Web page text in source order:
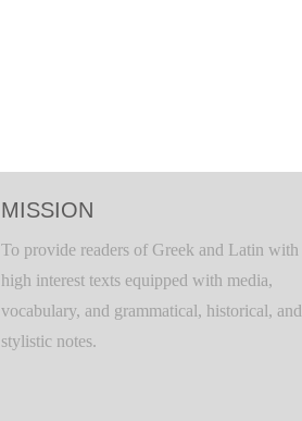
MISSION
To provide readers of Greek and Latin with
high interest texts equipped with media,
vocabulary, and grammatical, historical, and
stylistic notes.